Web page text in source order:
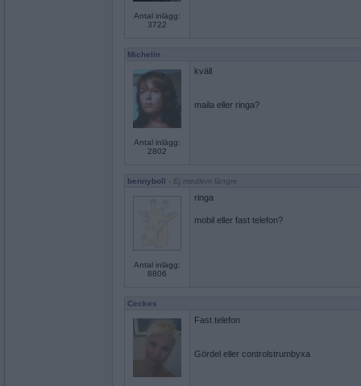
Antal inlägg:
3722
Michelin
Antal inlägg:
2802
kväll
maila eller ringa?
bennyboll - Ej medlem längre
Antal inlägg:
8806
ringa
mobil eller fast telefon?
Ceckes
Fast telefon
Gördel eller controlstrumbyxa